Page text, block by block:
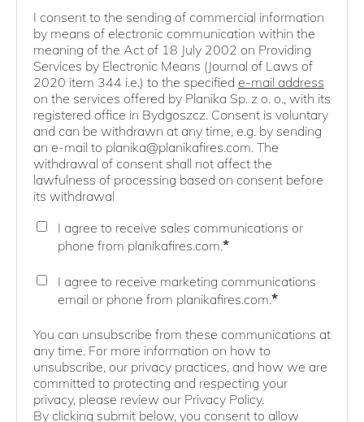
I consent to the sending of commercial information
by means of electronic communication within the
meaning of the Act of 18 July 2002 on Providing
Services by Electronic Means (Journal of Laws of
2020 item 344 i.e.) to the specified e-mail address
on the services offered by Planika Sp. z o. o., with its
registered office in Bydgoszcz. Consent is voluntary
and can be withdrawn at any time, e.g. by sending
an e-mail to planika@planikafires.com. The
withdrawal of consent shall not affect the
lawfulness of processing based on consent before
its withdrawal
I agree to receive sales communications or
phone from planikafires.com.*
I agree to receive marketing communications
email or phone from planikafires.com.*
You can unsubscribe from these communications at
any time. For more information on how to
unsubscribe, our privacy practices, and how we are
committed to protecting and respecting your
privacy, please review our Privacy Policy.
By clicking submit below, you consent to allow